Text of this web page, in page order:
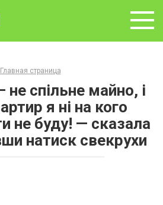
Главная страница
спільне майно, і
я ні на кого
не буду! — сказала
натиск свекрухи